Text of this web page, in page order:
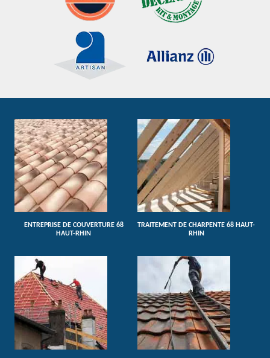
ENTREPRISE DE COUVERTURE 68
HAUT-RHIN
TRAITEMENT DE CHARPENTE 68 HAUT-
RHIN